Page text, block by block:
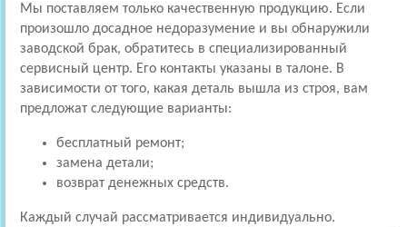
Мы поставляем только качественную продукцию. Если
произошло досадное недоразумение и вы обнаружили
заводской брак, обратитесь в специализированный
сервисный центр. Его контакты указаны в талоне. В
зависимости от того, какая деталь вышла из строя, вам
предложат следующие варианты:
бесплатный ремонт;
замена детали;
возврат денежных средств.
Каждый случай рассматривается индивидуально.